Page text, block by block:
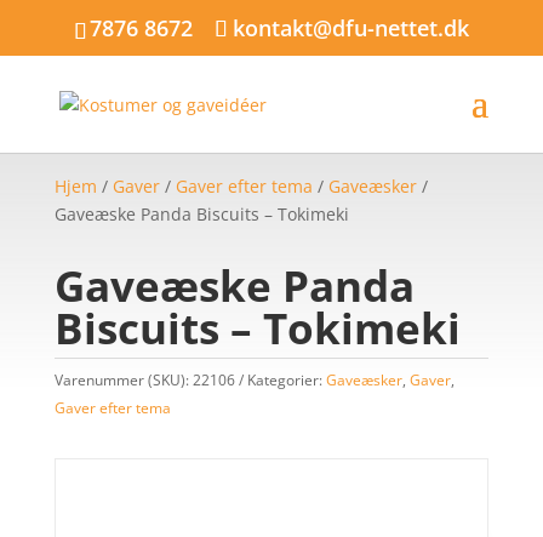
7876 8672 kontakt@dfu-nettet.dk
Hjem / Gaver/ Gaver efter tema / Gaveæsker/
Gaveæske Panda Biscuits – Tokimeki
Gaveæske Panda
Biscuits – Tokimeki
Varenummer (SKU):22106 Kategorier:Gaveæsker, Gaver,
Gaver efter tema